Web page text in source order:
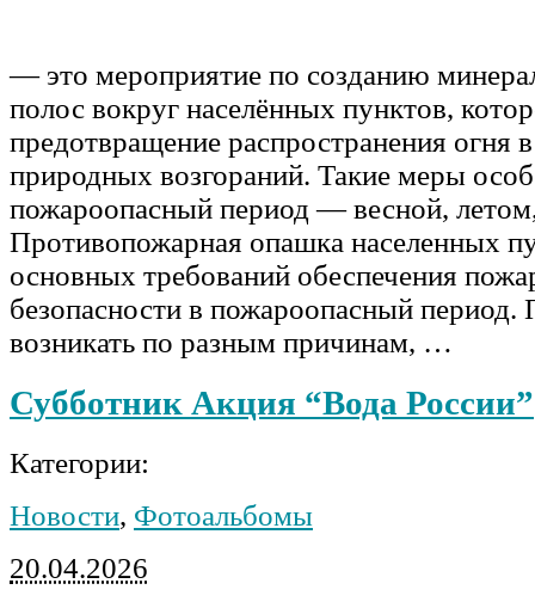
— это мероприятие по созданию
полос вокруг населённых пунктов,
предотвращение распространения огня
природных возгораний. Такие меры
пожароопасный период — весной,
Противопожарная опашка населенных
основных требований обеспечения
безопасности в пожароопасный
возникать по разным причинам, …
Субботник Акция “Вода России”
Категории:
Новости, Фотоальбомы
20.04.2026